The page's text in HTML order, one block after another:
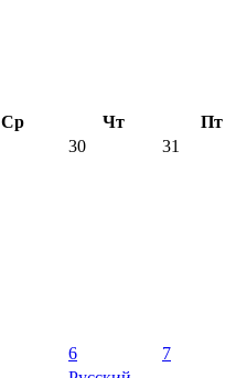
Ср Чт
Пт
30 31
6 7